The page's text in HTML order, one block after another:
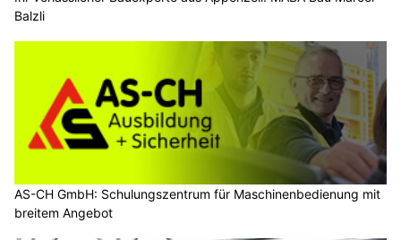
Balzli
AS-CH GmbH: Schulungszentrum für Maschinenbedienung mit
breitem Angebot